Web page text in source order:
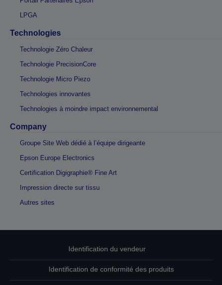
LPGA
Technologies
Technologie Zéro Chaleur
Technologie PrecisionCore
Technologie Micro Piezo
Technologies innovantes
Technologies à moindre impact environnemental
Company
Groupe Site Web dédié à l’équipe dirigeante
Epson Europe Electronics
Certification Digigraphie® Fine Art
Impression directe sur tissu
Autres sites
Identification du vendeur
Identification de conformité des produits